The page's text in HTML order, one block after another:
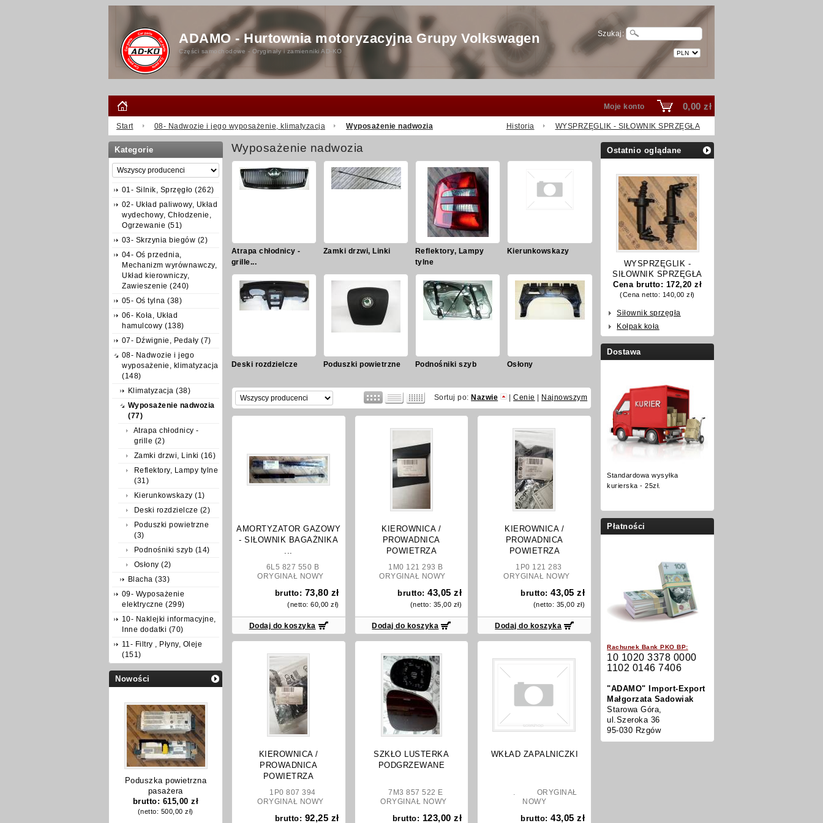
ADAMO - Hurtownia motoryzacyjna Grupy Volkswagen
Części samochodowe - Oryginały i zamienniki AD-KO
Szukaj:
0,00 zł
Moje konto
Start 08- Nadwozie i jego wyposażenie, klimatyzacja Wyposażenie nadwozia Historia WYSPRZĘGLIK - SIŁOWNIK SPRZĘGŁA
Kategorie
01- Silnik, Sprzęgło (262)
02- Układ paliwowy, Układ
wydechowy, Chłodzenie,
Ogrzewanie (51)
03- Skrzynia biegów (2)
04- Oś przednia,
Mechanizm wyrównawczy,
Układ kierowniczy,
Zawieszenie (240)
05- Oś tylna (38)
06- Koła, Układ
hamulcowy (138)
07- Dźwignie, Pedały (7)
08- Nadwozie i jego
wyposażenie, klimatyzacja
(148)
Klimatyzacja (38)
Wyposażenie nadwozia
(77)
Atrapa chłodnicy -
grille (2)
Zamki drzwi, Linki (16)
Reflektory, Lampy tylne
(31)
Kierunkowskazy (1)
Deski rozdzielcze (2)
Poduszki powietrzne
(3)
Podnośniki szyb (14)
Osłony (2)
Blacha (33)
09- Wyposażenie
elektryczne (299)
10- Naklejki informacyjne,
Inne dodatki (70)
11- Filtry , Płyny, Oleje
(151)
Nowości
Poduszka powietrzna
pasażera
brutto: 615,00 zł
(netto: 500,00 zł)
Wyposażenie nadwozia
Atrapa chłodnicy -
grille...
Zamki drzwi, Linki
Reflektory, Lampy
tylne
Kierunkowskazy
Deski rozdzielcze Poduszki powietrzne Podnośniki szyb Osłony
Sortuj po: Nazwie Cenie Najnowszym
AMORTYZATOR GAZOWY
- SIŁOWNIK BAGAŻNIKA
...
6L5 827 550 B
ORYGINAŁ NOWY
brutto: 73,80 zł
(netto:60,00 zł)
Dodaj do koszyka
KIEROWNICA /
PROWADNICA
POWIETRZA
1M0 121 293 B
ORYGINAŁ NOWY
brutto:43,05 zł
(netto: 35,00 zł)
Dodaj do koszyka
KIEROWNICA /
PROWADNICA
POWIETRZA
1P0 121 283
ORYGINAŁ NOWY
brutto:43,05 zł
(netto: 35,00 zł)
Dodaj do koszyka
KIEROWNICA /
PROWADNICA
POWIETRZA
1P0 807 394
ORYGINAŁ NOWY
brutto: 92,25 zł
SZKŁO LUSTERKA
PODGRZEWANE
7M3 857 522 E
ORYGINAŁ NOWY
brutto: 123,00 zł
WKŁAD ZAPALNICZKI
. ORYGINAŁ
NOWY
brutto:43,05 zł
Ostatnio oglądane
WYSPRZĘGLIK -
SIŁOWNIK SPRZĘGŁA
Cena brutto: 172,20 zł
(Cena netto: 140,00 zł)
Siłownik sprzęgła
Kołpak koła
Dostawa
Standardowa wysyłka
kurierska - 25zł.
Płatności
Rachunek Bank PKO BP:
10 1020 3378 0000
1102 0146 7406
"ADAMO" Import-Export
Małgorzata Sadowiak
Starowa Góra,
ul.Szeroka 36
95-030 Rzgów